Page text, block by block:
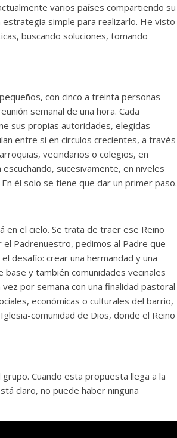
varios países compartiendo su
simple para realizarlo. He visto
buscando soluciones, tomando
con cinco a treinta personas
semanal de una hora. Cada
sus propias autoridades, elegidas
entre sí en círculos crecientes, a través
vecindarios o colegios, en
sucesivamente, en niveles
él solo se tiene que dar un primer paso.
en el cielo. Se trata de traer ese Reino
Padrenuestro, pedimos al Padre que
desafío: crear una hermandad y una
y también comunidades vecinales
por semana con una finalidad pastoral
económicas o culturales del barrio,
comunidad de Dios, donde el Reino
Cuando esta propuesta llega a la
claro, no puede haber ninguna